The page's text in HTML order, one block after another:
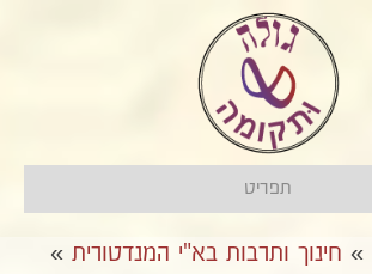
תפריט
» חינוך ותרבות בא"י המנדטורית »